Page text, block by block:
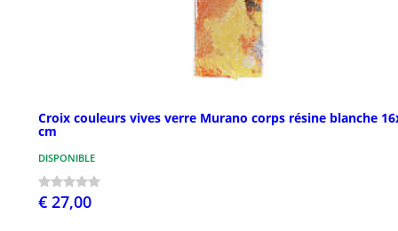
Croix couleurs vives verre Murano corps résine blanche
cm
DISPONIBLE
€ 27,00